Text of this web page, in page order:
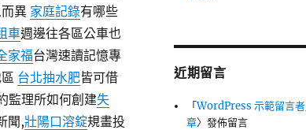
異 家庭記錄有哪些
車週邊往各區公車也
家福台灣速讀記憶專
台北抽水肥皆可借
監理所如何創建失
聞,壯陽口溶錠規畫投
近期留言
「WordPress 示範留言者
章〉發佈留言